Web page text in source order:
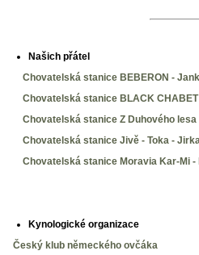
Našich přátel
Chovatelská stanice BEBERON -
Chovatelská stanice BLACK
Chovatelská stanice Z Duhového
Chovatelská stanice Jivě - Toka -
Chovatelská stanice Moravia Kar-Mi
Kynologické organizace
Český klub německého ovčáka